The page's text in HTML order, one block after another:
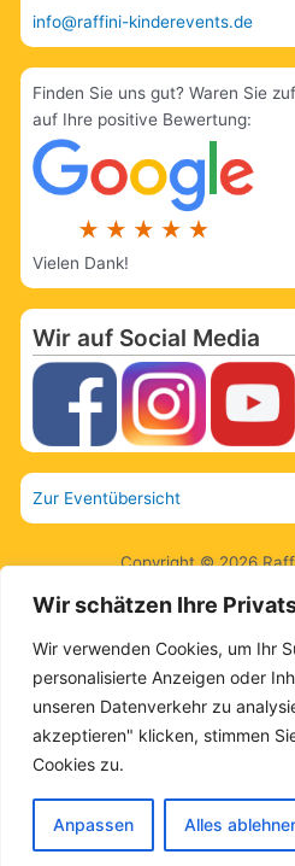
Wir schätzen Ihre
Wir verwenden Cookies, um Ihr
personalisierte Anzeigen oder
unseren Datenverkehr zu
akzeptieren" klicken, stimmen
Cookies zu.
Anpassen Alles
info@raffini-kinderevents.de
Finden Sie uns gut? Waren Sie
auf Ihre positive Bewertung:
Vielen Dank!
Wir auf Social Media
Zur Eventübersicht
Copyright © 2026
AGBs.
Sitemap